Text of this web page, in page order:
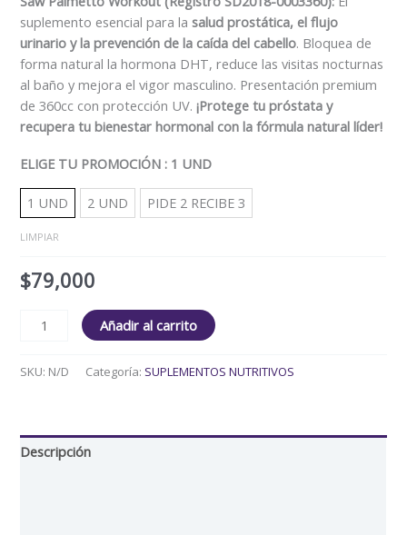
suplemento esencial para lasalud prostática, el flujo
urinario y la prevención de la caída del cabello. Bloquea de
forma natural la hormona DHT, reduce las visitas nocturnas
al baño y mejora el vigor masculino. Presentación premium
de 360cc con protección UV.¡Protege tu próstata y
recupera tu bienestar hormonal con la fórmula natural líder!
ELIGE TU PROMOCIÓN : 1 UND
1 UND 2 UND PIDE 2 RECIBE 3
LIMPIAR
$79,000
Añadir al carrito
SKU: N/D Categoría: SUPLEMENTOS NUTRITIVOS
Descripción